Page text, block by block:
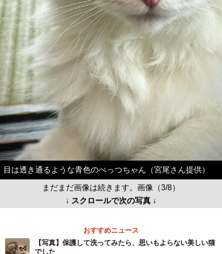
目は透き通るような青色のぺっつちゃん（宮尾さん提供）
まだまだ画像は続きます。画像（3/8）
↓ スクロールで次の写真 ↓
おすすめニュース
【写真】保護して洗ってみたら、思いもよらない美しい猫
でした